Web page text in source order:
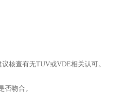
核查有无TUV或VDE相关认可。
吻合。